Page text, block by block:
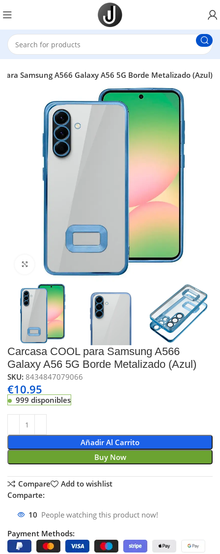
para Samsung A566 Galaxy A56 5G Borde Metalizado (Azul)
Click to enlarge
Carcasa COOL para Samsung A566
Galaxy A56 5G Borde Metalizado (Azul)
SKU:8434847079066
€10.95
999 disponibles
Añadir Al Carrito
Buy Now
Compare
Add to wishlist
Comparte:
10 People watching this product now!
Payment Methods: